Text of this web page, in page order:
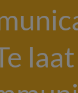
laat